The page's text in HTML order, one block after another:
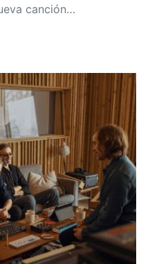
canción…